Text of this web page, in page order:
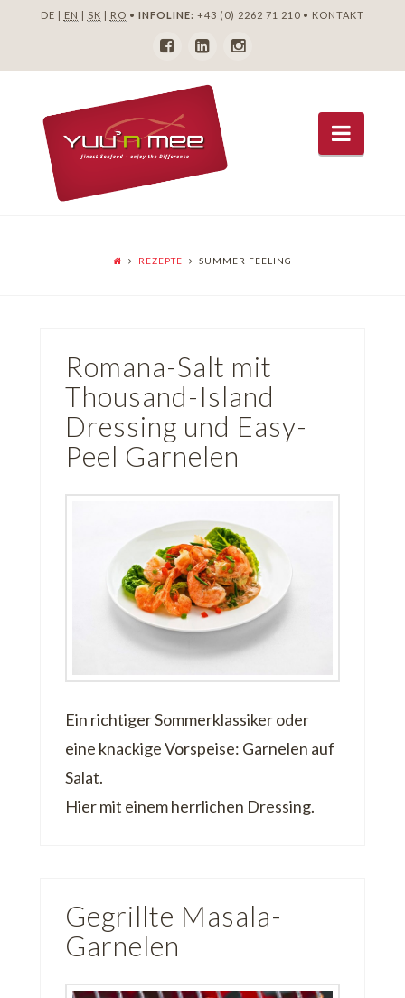
DE | EN | SK | RO • INFOLINE: +43 (0) 2262 71 210• KONTAKT
REZEPTE SUMMER FEELING
Romana-Salt mit
Thousand-Island
Dressing und Easy-
Peel Garnelen
Ein richtiger Sommerklassiker oder
eine knackige Vorspeise: Garnelen auf
Salat.
Hier mit einem herrlichen Dressing.
Gegrillte Masala-
Garnelen